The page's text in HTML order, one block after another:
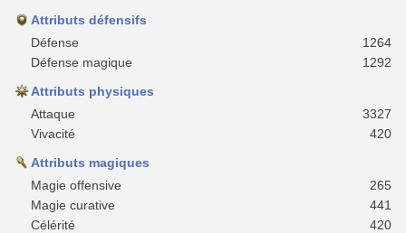
Attributs défensifs
Défense
1264
Défense magique
1292
Attributs physiques
Attaque
3327
Vivacité
420
Attributs magiques
Magie offensive
265
Magie curative
441
Célérité
420